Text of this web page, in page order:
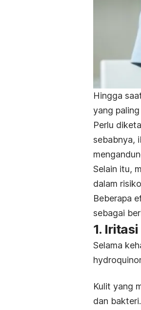
Hingga
yang
Perlu
sebabnya,
Selain itu,
dalam
Beberapa
sebagai
1.
Selama
Kulit yang
dan bakteri.